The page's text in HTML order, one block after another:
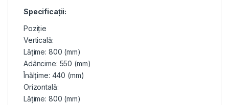
Specificații:
Poziție
Verticală:
Lățime: 800 (mm)
Adâncime: 550 (mm)
Înălțime: 440 (mm)
Orizontală:
Lățime: 800 (mm)